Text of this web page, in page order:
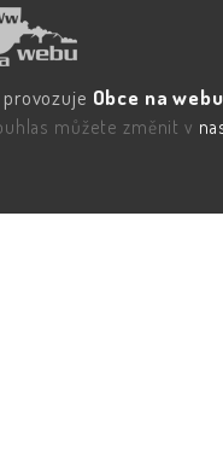
Obce na
můžete změnit v